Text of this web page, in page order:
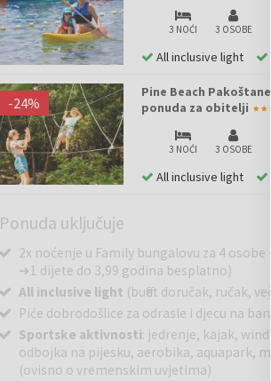
3 NOĆI 3 OSOBE
All inclusive light
Pine Beach
ponuda za obitelji
-24%
3 NOĆI 3 OSOBE
All inclusive light
Ponuda uključuje
2x noćenje u Family bungalovu za 4 osobe (
➜ 1 dijete do 3,99 godina besplatno)
All inclusive light (buffet doručak, ručak,
Piće dobrodošlice za odrasle i djecu na
Sportske aktivnosti: jedrenje, kajak,
odbojka na pijesku, aerobika, aquapark,
(ovisno o vremenskim uvjetima)